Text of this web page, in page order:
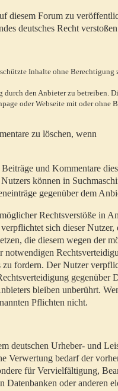
diesem Forum zu
deutsches Recht
Inhalte ohne Berechtigung
den Anbieter zu betreiben.
oder Webseite mit oder ohne
zu löschen, wenn
und Kommentare
können in
gegenüber dem
Rechtsverstöße in
sich dieser
die diesem wegen der
fordern. Der Nutzer
gegenüber
bleiben unberührt.
Pflichten nicht.
deutschen Urheber- und
Verwertung bedarf der
für Vervielfältigung,
oder anderen